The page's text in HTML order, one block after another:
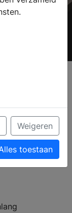
aanvragen
Weigeren
toestaan